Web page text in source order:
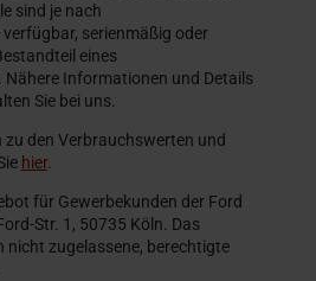
sind je nach
serienmäßig oder
eines
Informationen und Details
Sie bei uns.
den Verbrauchswerten und
hier.
für Gewerbekunden der Ford
Str. 1, 50735 Köln. Das
nicht zugelassene, berechtigte